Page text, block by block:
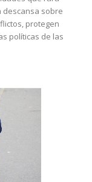
descansa sobre
protegen
políticas de las